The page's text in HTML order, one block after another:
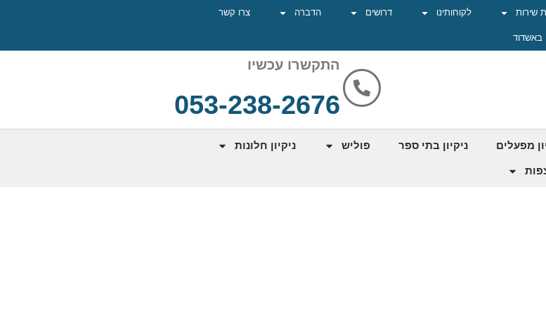
שירות לקוחותינו דרושים הדברה צרו קשר
באשדוד
התקשרו עכשיו
053-238-2676
מפעלים ניקיון בתי ספר פוליש ניקיון חלונות